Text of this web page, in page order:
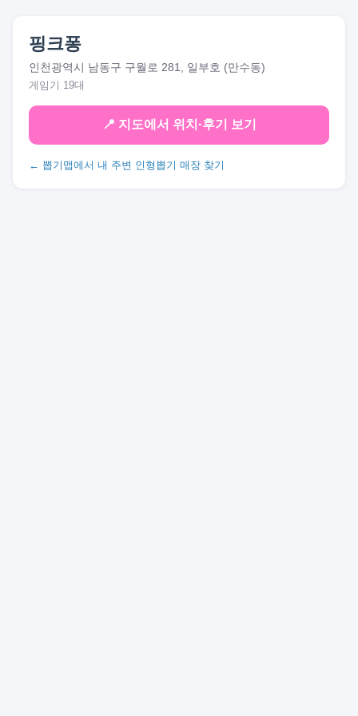
핑크퐁
인천광역시 남동구 구월로 281, 일부호 (만수동)
게임기 19대
📍 지도에서 위치·후기 보기
← 뽑기맵에서 내 주변 인형뽑기 매장 찾기